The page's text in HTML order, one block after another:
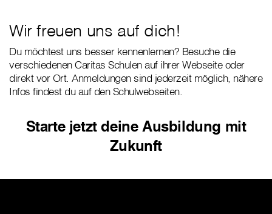
Wir freuen uns auf dich!
Du möchtest uns besser kennenlernen? Besuche die
verschiedenen Caritas Schulen auf ihrer Webseite oder
direkt vor Ort. Anmeldungen sind jederzeit möglich, nähere
Infos findest du auf den Schulwebseiten.
Starte jetzt deine Ausbildung mit
Zukunft